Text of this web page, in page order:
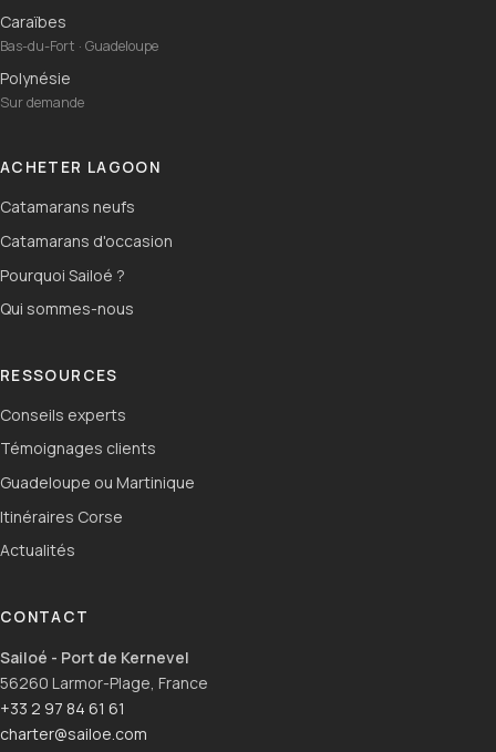
Caraïbes
Bas-du-Fort · Guadeloupe
Polynésie
Sur demande
ACHETER LAGOON
Catamarans neufs
Catamarans d'occasion
Pourquoi Sailoé ?
Qui sommes-nous
RESSOURCES
Conseils experts
Témoignages clients
Guadeloupe ou Martinique
Itinéraires Corse
Actualités
CONTACT
Sailoé - Port de Kernevel
56260 Larmor-Plage, France
+33 2 97 84 61 61
charter@sailoe.com